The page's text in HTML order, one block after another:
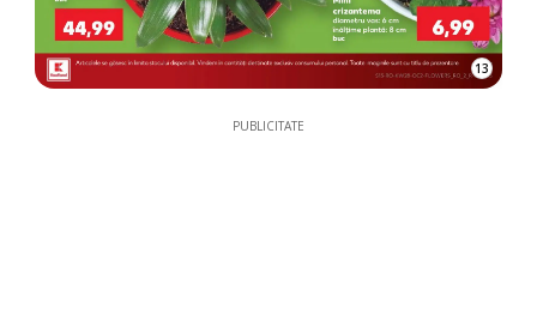
13
PUBLICITATE